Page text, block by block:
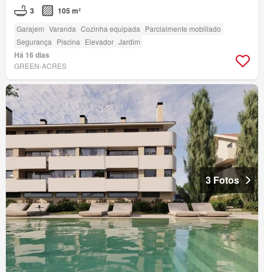
3 105 m²
Garajem Varanda Cozinha equipada Parcialmente mobiliado
Segurança Piscina Elevador Jardim
Há 16 dias
GREEN-ACRES
3 Fotos